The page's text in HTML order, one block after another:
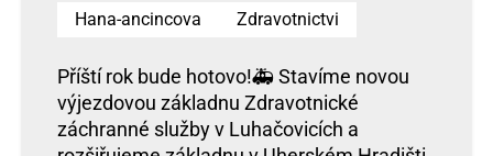
Hana-ancincova Zdravotnictvi
Příští rok bude hotovo!🚑 Stavíme novou
výjezdovou základnu Zdravotnické
záchranné služby v Luhačovicích a